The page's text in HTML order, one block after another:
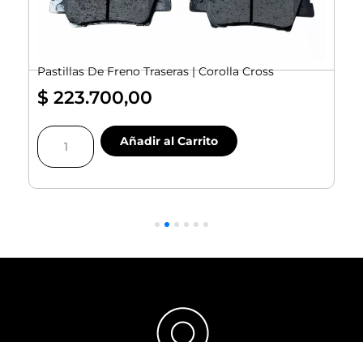
Pastillas De Freno Traseras | Corolla Cross
$ 223.700,00
Pastillas
Freno
cantidad
Añadir al Carrito